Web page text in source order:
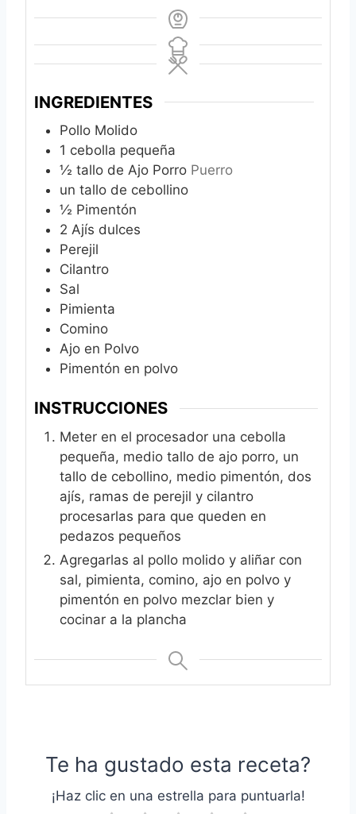
INGREDIENTES
Pollo Molido
1 cebolla pequeña
½ tallo de Ajo Porro Puerro
un tallo de cebollino
½ Pimentón
2 Ajís dulces
Perejil
Cilantro
Sal
Pimienta
Comino
Ajo en Polvo
Pimentón en polvo
INSTRUCCIONES
Meter en el procesador una cebolla
pequeña, medio tallo de ajo porro, un
tallo de cebollino, medio pimentón, dos
ajís, ramas de perejil y cilantro
procesarlas para que queden en
pedazos pequeños
Agregarlas al pollo molido y aliñar con
sal, pimienta, comino, ajo en polvo y
pimentón en polvo mezclar bien y
cocinar a la plancha
Te ha gustado esta receta?
¡Haz clic en una estrella para puntuarla!